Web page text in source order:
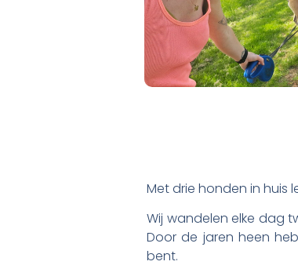
Met drie honden in huis
Wij wandelen elke dag
Door de jaren heen
bent.